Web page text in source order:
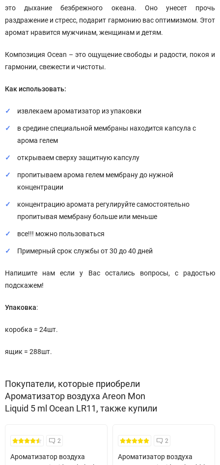
это дыхание безбрежного океана. Оно унесет прочь
раздражение и стресс, подарит гармонию вас оптимизмом. Этот
аромат нравится мужчинам, женщинам и детям.
Композиция Ocean – это ощущение свободы и радости, покоя и
гармонии, свежести и чистоты.
Как использовать:
извлекаем ароматизатор из упаковки
в средине специальной мембраны находится капсула с
арома гелем
открываем сверху защитную капсулу
пропитываем арома гелем мембрану до нужной
концентрации
концентрацию аромата регулируйте самостоятельно
пропитывая мембрану больше или меньше
все!!! можно пользоваться
Примерный срок службы от 30 до 40 дней
Напишите нам если у Вас остались вопросы, с радостью
подскажем!
Упаковка:
коробка = 24шт.
ящик = 288шт.
Покупатели, которые приобрели
Ароматизатор воздуха Areon Mon
Liquid 5 ml Ocean LR11, также купили
2
Ароматизатор воздуха
2
Ароматизатор воздуха